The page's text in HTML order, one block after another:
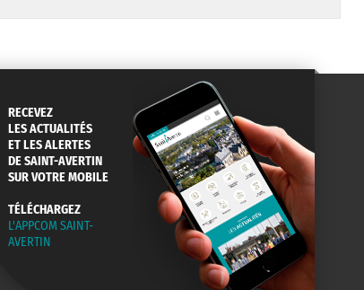
RECEVEZ
LES ACTUALITÉS
ET LES ALERTES
DE SAINT-AVERTIN
SUR VOTRE MOBILE
TÉLÉCHARGEZ
L'APPCOM SAINT-
AVERTIN